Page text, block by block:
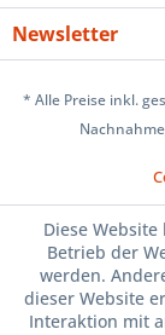
Newsletter
* Alle Preise inkl.
Diese
Betrieb der
werden.
dieser Website
Interaktion mit